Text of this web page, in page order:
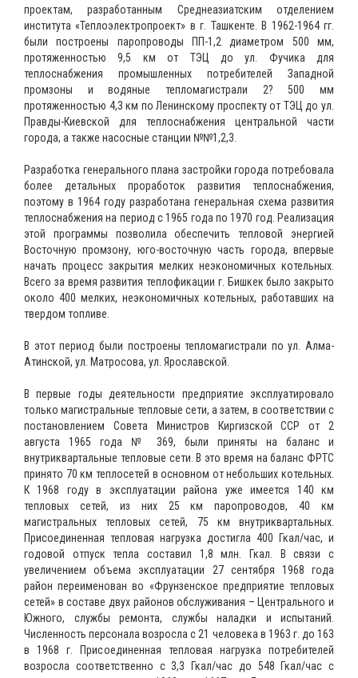
проектам, разработанным Среднеазиатским отделением
института «Теплоэлектропроект» в г. Ташкенте. В 1962-1964 гг.
были построены паропроводы ПП-1,2 диаметром 500 мм,
протяженностью 9,5 км от ТЭЦ до ул. Фучика для
теплоснабжения промышленных потребителей Западной
промзоны и водяные тепломагистрали 2? 500 мм
протяженностью 4,3 км по Ленинскому проспекту от ТЭЦ до ул.
Правды-Киевской для теплоснабжения центральной части
города, а также насосные станции №№1,2,3.
Разработка генерального плана застройки города потребовала
более детальных проработок развития теплоснабжения,
поэтому в 1964 году разработана генеральная схема развития
теплоснабжения на период с 1965 года по 1970 год. Реализация
этой программы позволила обеспечить тепловой энергией
Восточную промзону, юго-восточную часть города, впервые
начать процесс закрытия мелких неэкономичных котельных.
Всего за время развития теплофикации г. Бишкек было закрыто
около 400 мелких, неэкономичных котельных, работавших на
твердом топливе.
В этот период были построены тепломагистрали по ул. Алма-
Атинской, ул. Матросова, ул. Ярославской.
В первые годы деятельности предприятие эксплуатировало
только магистральные тепловые сети, а затем, в соответствии с
постановлением Совета Министров Киргизской ССР от 2
августа 1965 года № 369, были приняты на баланс и
внутриквартальные тепловые сети. В это время на баланс ФРТС
принято 70 км теплосетей в основном от небольших котельных.
К 1968 году в эксплуатации района уже имеется 140 км
тепловых сетей, из них 25 км паропроводов, 40 км
магистральных тепловых сетей, 75 км внутриквартальных.
Присоединенная тепловая нагрузка достигла 400 Гкал/час, и
годовой отпуск тепла составил 1,8 млн. Гкал. В связи с
увеличением объема эксплуатации 27 сентября 1968 года
район переименован во «Фрунзенское предприятие тепловых
сетей» в составе двух районов обслуживания – Центрального и
Южного, службы ремонта, службы наладки и испытаний.
Численность персонала возросла с 21 человека в 1963 г. до 163
в 1968 г. Присоединенная тепловая нагрузка потребителей
возросла соответственно с 3,3 Гкал/час до 548 Гкал/час с